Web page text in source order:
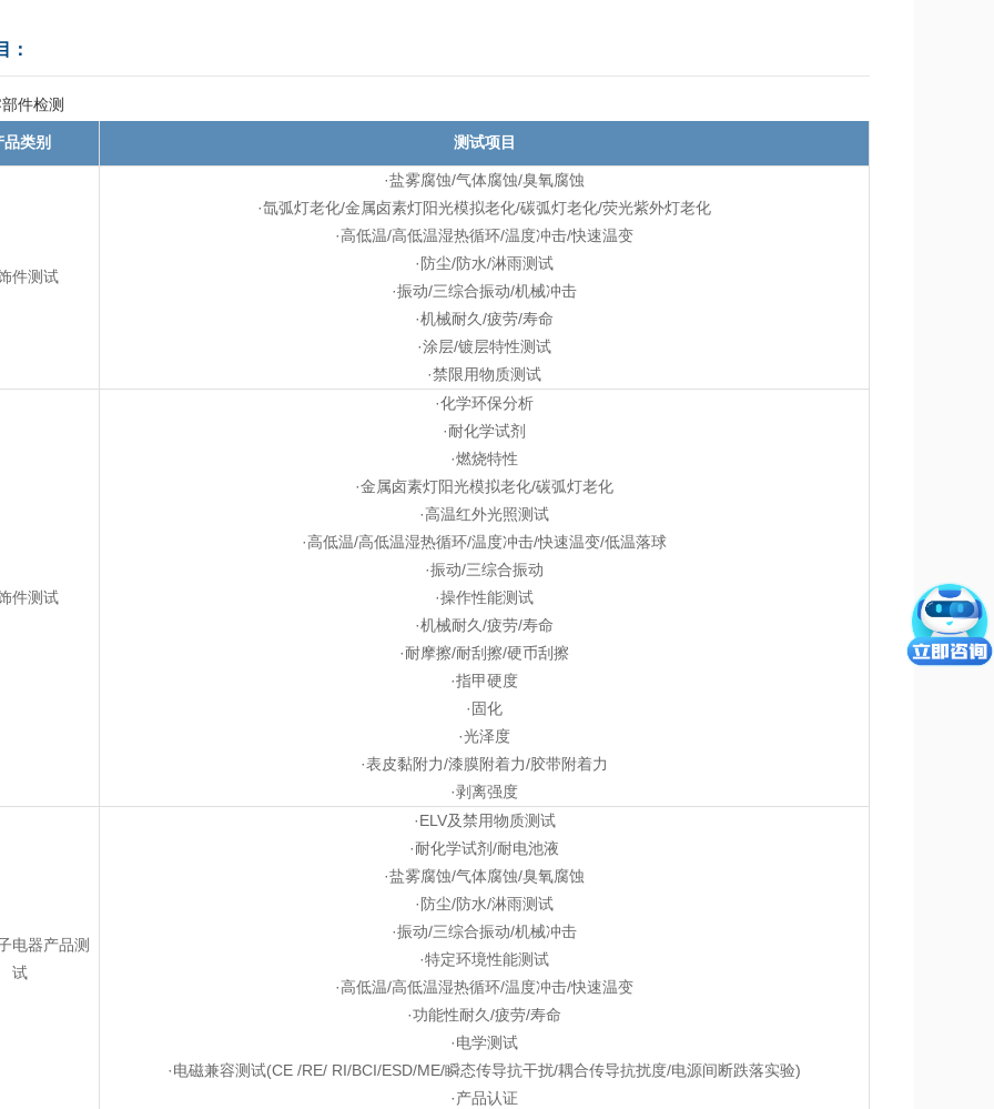
：
件检测
品类别 测试项目
件测试
·盐雾腐蚀/气体腐蚀/臭氧腐蚀
·氙弧灯老化/金属卤素灯阳光模拟老化/碳弧灯老化/荧光紫外灯老化
·高低温/高低温湿热循环/温度冲击/快速温变
·防尘/防水/淋雨测试
·振动/三综合振动/机械冲击
·机械耐久/疲劳/寿命
·涂层/镀层特性测试
·禁限用物质测试
件测试
·化学环保分析
·耐化学试剂
·燃烧特性
·金属卤素灯阳光模拟老化/碳弧灯老化
·高温红外光照测试
·高低温/高低温湿热循环/温度冲击/快速温变/低温落球
·振动/三综合振动
·操作性能测试
·机械耐久/疲劳/寿命
·耐摩擦/耐刮擦/硬币刮擦
·指甲硬度
·固化
·光泽度
·表皮黏附力/漆膜附着力/胶带附着力
·剥离强度
电器产品测
试
·ELV及禁用物质测试
·耐化学试剂/耐电池液
·盐雾腐蚀/气体腐蚀/臭氧腐蚀
·防尘/防水/淋雨测试
·振动/三综合振动/机械冲击
·特定环境性能测试
·高低温/高低温湿热循环/温度冲击/快速温变
·功能性耐久/疲劳/寿命
·电学测试
·电磁兼容测试(CE /RE/ RI/BCI/ESD/ME/瞬态传导抗干扰/耦合传导抗扰度/电源间断跌落实验)
·产品认证